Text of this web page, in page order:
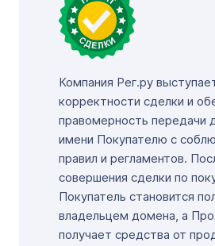
Компания Рег.ру
корректности сделки и
правомерность передачи
имени Покупателю с
правил и регламентов.
совершения сделки по
Покупатель становится
владельцем домена, а
получает средства от